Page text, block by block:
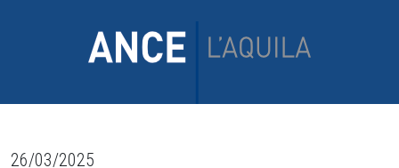
26/03/2025